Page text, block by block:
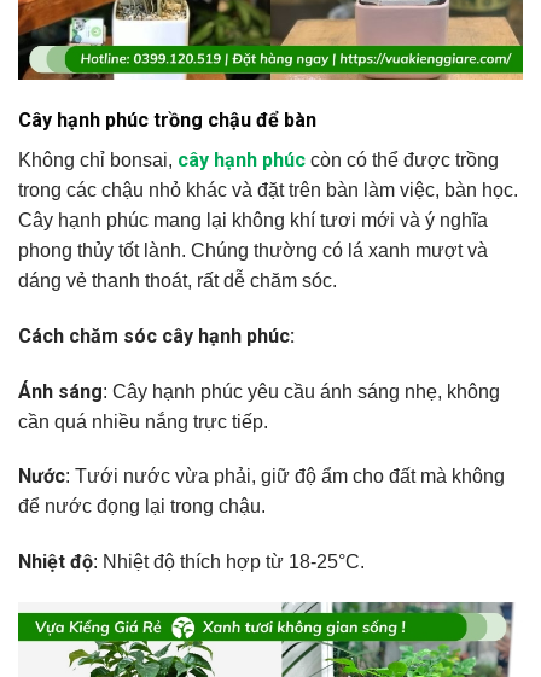
Cây hạnh phúc trồng chậu để bàn
Không chỉ bonsai, cây hạnh phúc còn có thể được trồng
trong các chậu nhỏ khác và đặt trên bàn làm việc, bàn học.
Cây hạnh phúc mang lại không khí tươi mới và ý nghĩa
phong thủy tốt lành. Chúng thường có lá xanh mượt và
dáng vẻ thanh thoát, rất dễ chăm sóc.
Cách chăm sóc cây hạnh phúc:
Ánh sáng: Cây hạnh phúc yêu cầu ánh sáng nhẹ, không
cần quá nhiều nắng trực tiếp.
Nước: Tưới nước vừa phải, giữ độ ẩm cho đất mà không
để nước đọng lại trong chậu.
Nhiệt độ: Nhiệt độ thích hợp từ 18-25°C.